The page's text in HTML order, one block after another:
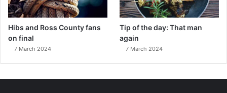
Hibs and Ross County fans
on final
7 March 2024
Tip of the day: That man
again
7 March 2024